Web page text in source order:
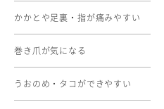
かかとや足裏・指が痛みやすい
巻き爪が気になる
うおのめ・タコができやすい